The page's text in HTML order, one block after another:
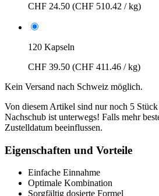
CHF 24.50 (CHF 510.42 / kg)
120 Kapseln
CHF 39.50 (CHF 411.46 / kg)
Kein Versand nach Schweiz möglich.
Von diesem Artikel sind nur noch 5
Nachschub ist unterwegs! Falls mehr
Zustelldatum beeinflussen.
Eigenschaften und Vorteile
Einfache Einnahme
Optimale Kombination
Sorgfältig dosierte Formel